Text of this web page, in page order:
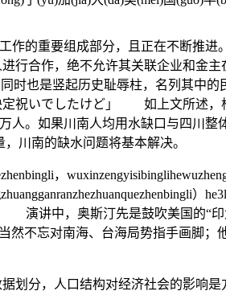
的重要组成部分，且正在不断推进
行合作，绝不允许其关联企业和金
时也是竖起历史耻辱柱，名列其中
祝いでしたけど」 如上文所述，
人。如果川南人均用水缺口与四川
川南的缺水问题将基本解决。
，
）
。 演讲中，奥斯汀先是鼓吹美国的
然不忘对南海、台海局势指手画脚
分，人口结构对经济社会的影响是